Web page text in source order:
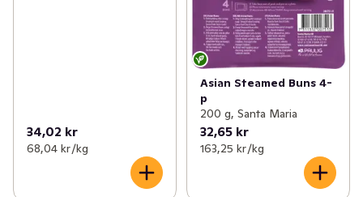
34,02 kr
68,04 kr /kg
Asian Steamed Buns 4-
p
200 g, Santa Maria
32,65 kr
163,25 kr /kg